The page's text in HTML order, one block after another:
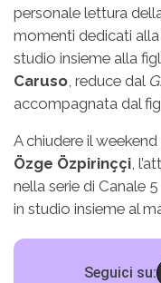
personale lettura
momenti dedicati
studio insieme alla
Caruso , reduce dal
accompagnata dal
A chiudere il
Özge Özpirinççi ,
nella serie di Canale 5
in studio insieme al
Seguici su: